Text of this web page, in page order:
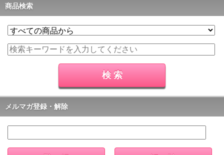
商品検索
メルマガ登録・解除